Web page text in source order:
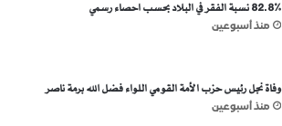
82.8% نسبة الفقر في البلاد بحسب احصاء رسمي
منذ أسبوعين
وفاة نجل رئيس حزب الأمة القومي اللواء فضل الله برمة ناصر
منذ أسبوعين